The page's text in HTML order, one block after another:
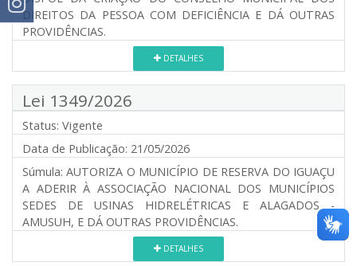
DIREITOS DA PESSOA COM DEFICIÊNCIA E DÁ OUTRAS
PROVIDÊNCIAS.
DETALHES
Lei 1349/2026
Status: Vigente
Data de Publicação: 21/05/2026
Súmula: AUTORIZA O MUNICÍPIO DE RESERVA DO IGUAÇU
A ADERIR À ASSOCIAÇÃO NACIONAL DOS MUNICÍPIOS
SEDES DE USINAS HIDRELÉTRICAS E ALAGADOS -
AMUSUH, E DÁ OUTRAS PROVIDÊNCIAS.
DETALHES